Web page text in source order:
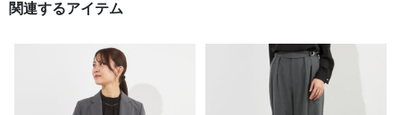
関連するアイテム